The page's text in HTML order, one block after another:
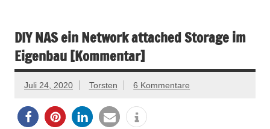
DIY NAS ein Network attached Storage im
Eigenbau [Kommentar]
Juli 24, 2020 Torsten 6 Kommentare